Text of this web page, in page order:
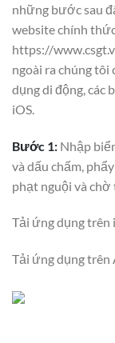
những bước sau
website chính
https://
ngoài ra chúng
dụng di động, các
iOS.
Bước 1: Nhập
và dấu chấm, phẩy
phạt nguội và chờ
Tải ứng dụng trên
Tải ứng dụng trên